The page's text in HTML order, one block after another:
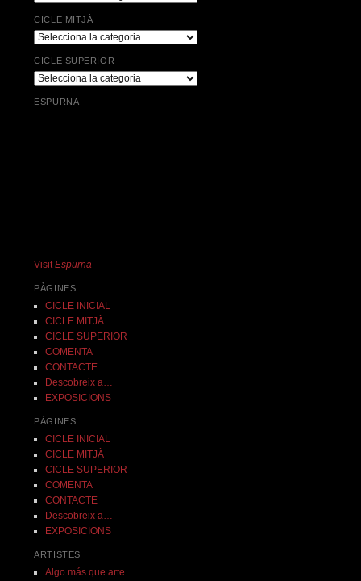
CICLE MITJÀ
Cicle
CICLE SUPERIOR
Cicle
ESPURNA
VisitEspurna
PÀGINES
CICLE INICIAL
CICLE MITJÀ
CICLE SUPERIOR
COMENTA
CONTACTE
Descobreix a…
EXPOSICIONS
PÀGINES
CICLE INICIAL
CICLE MITJÀ
CICLE SUPERIOR
COMENTA
CONTACTE
Descobreix a…
EXPOSICIONS
ARTISTES
Algo más que arte